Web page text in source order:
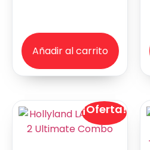
Añadir al carrito
¡Oferta!